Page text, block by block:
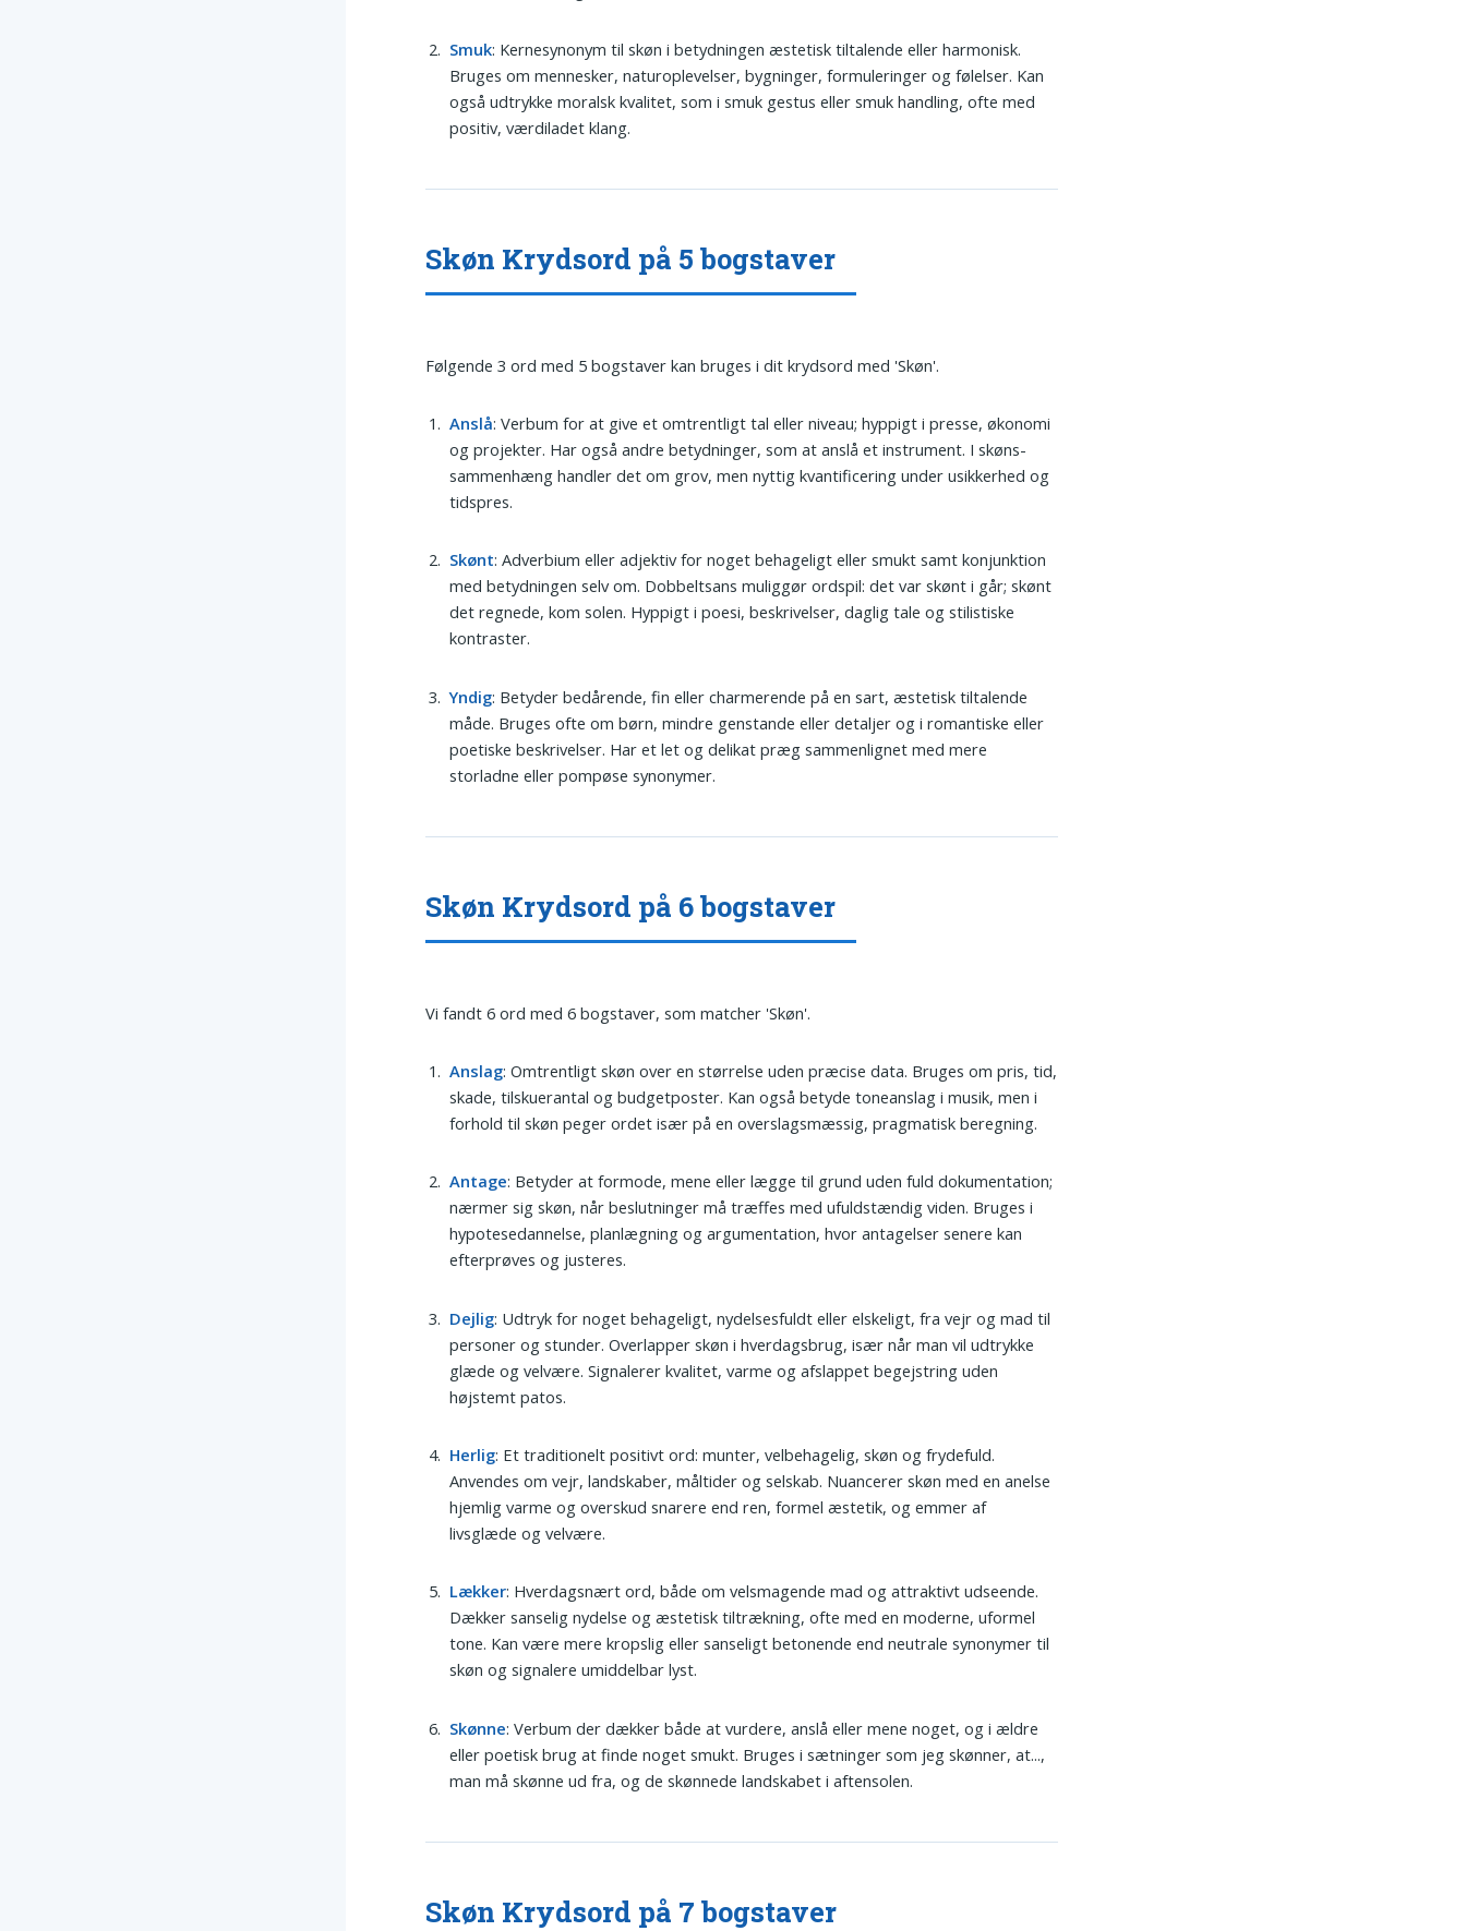
Smuk: Kernesynonym til skøn i betydningen æstetisk tiltalende eller harmonisk.
Bruges om mennesker, naturoplevelser, bygninger, formuleringer og følelser. Kan
også udtrykke moralsk kvalitet, som i smuk gestus eller smuk handling, ofte med
positiv, værdiladet klang.
Skøn Krydsord på 5 bogstaver
Følgende 3 ord med 5 bogstaver kan bruges i dit krydsord med 'Skøn'.
Anslå: Verbum for at give et omtrentligt tal eller niveau; hyppigt i presse, økonomi
og projekter. Har også andre betydninger, som at anslå et instrument. I skøns-
sammenhæng handler det om grov, men nyttig kvantificering under usikkerhed og
tidspres.
Skønt: Adverbium eller adjektiv for noget behageligt eller smukt samt konjunktion
med betydningen selv om. Dobbeltsans muliggør ordspil: det var skønt i går; skønt
det regnede, kom solen. Hyppigt i poesi, beskrivelser, daglig tale og stilistiske
kontraster.
Yndig: Betyder bedårende, fin eller charmerende på en sart, æstetisk tiltalende
måde. Bruges ofte om børn, mindre genstande eller detaljer og i romantiske eller
poetiske beskrivelser. Har et let og delikat præg sammenlignet med mere
storladne eller pompøse synonymer.
Skøn Krydsord på 6 bogstaver
Vi fandt 6 ord med 6 bogstaver, som matcher 'Skøn'.
Anslag: Omtrentligt skøn over en størrelse uden præcise data. Bruges om pris, tid,
skade, tilskuerantal og budgetposter. Kan også betyde toneanslag i musik, men i
forhold til skøn peger ordet især på en overslagsmæssig, pragmatisk beregning.
Antage: Betyder at formode, mene eller lægge til grund uden fuld dokumentation;
nærmer sig skøn, når beslutninger må træffes med ufuldstændig viden. Bruges i
hypotesedannelse, planlægning og argumentation, hvor antagelser senere kan
efterprøves og justeres.
Dejlig: Udtryk for noget behageligt, nydelsesfuldt eller elskeligt, fra vejr og mad til
personer og stunder. Overlapper skøn i hverdagsbrug, især når man vil udtrykke
glæde og velvære. Signalerer kvalitet, varme og afslappet begejstring uden
højstemt patos.
Herlig: Et traditionelt positivt ord: munter, velbehagelig, skøn og frydefuld.
Anvendes om vejr, landskaber, måltider og selskab. Nuancerer skøn med en anelse
hjemlig varme og overskud snarere end ren, formel æstetik, og emmer af
livsglæde og velvære.
Lækker: Hverdagsnært ord, både om velsmagende mad og attraktivt udseende.
Dækker sanselig nydelse og æstetisk tiltrækning, ofte med en moderne, uformel
tone. Kan være mere kropslig eller sanseligt betonende end neutrale synonymer til
skøn og signalere umiddelbar lyst.
Skønne: Verbum der dækker både at vurdere, anslå eller mene noget, og i ældre
eller poetisk brug at finde noget smukt. Bruges i sætninger som jeg skønner, at...,
man må skønne ud fra, og de skønnede landskabet i aftensolen.
Skøn Krydsord på 7 bogstaver